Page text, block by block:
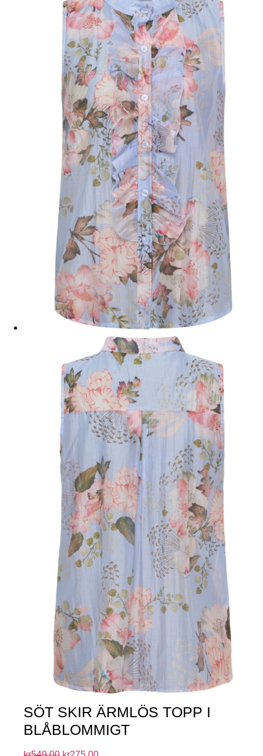
SÖT SKIR ÄRMLÖS TOPP I
BLÅBLOMMIGT